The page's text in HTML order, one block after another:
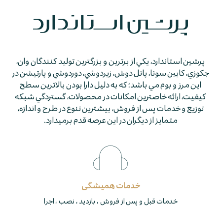
پرشين استاندارد، يكي از برترين و بزرگترين توليد كنندگان وان،
جكوزي، كابين سونا، پانل دوش، زيردوشي، دوردوشي و پارتيشن در
اين مرز و بوم مي باشد؛ كه به دليل دارا بودن بالاترين سطح
كيفيت، ارائه خاصترين امكانات در محصولات، گستردگي شبكه
توزيع و خدمات پس از فروش، بيشترين تنوع در طرح و اندازه،
متمايز از ديگران در اين عرصه قدم برمي­دارد.
خدمات همیشگی
خدمات قبل و پس از فروش ، بازدید ، نصب ، اجرا